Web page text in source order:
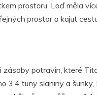
prostoru. Loď měla
prostor a kajut
potravin, které
3,4 tuny slaniny a